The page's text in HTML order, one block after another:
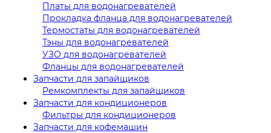
Платы для водонагревателей
Прокладка фланца для водонагревателей
Термостаты для водонагревателей
Тэны для водонагревателей
УЗО для водонагревателей
Фланцы для водонагревателей
Запчасти для запайщиков
Ремкомплекты для запайщиков
Запчасти для кондиционеров
Фильтры для кондиционеров
Запчасти для кофемашин